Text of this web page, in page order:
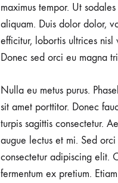
maximus tempor. Ut
aliquam. Duis dolor dolor,
efficitur, lobortis ultrices
Donec sed orci eu magna
Nulla eu metus purus.
sit amet porttitor. Donec
turpis sagittis consectetur.
augue lectus et mi. Sed
consectetur adipiscing elit.
fermentum ex pretium.